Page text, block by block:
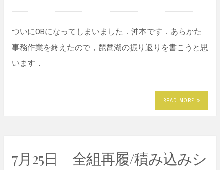
ついにOBになってしまいました．沖本です．あらかた
事務作業を終えたので，琵琶湖の振り返りを書こうと思
います．
READ MORE
7月25日 全組再履/積み込みシ